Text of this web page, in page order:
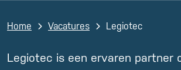
Home Vacatures Legiotec
Legiotec is een ervaren partner